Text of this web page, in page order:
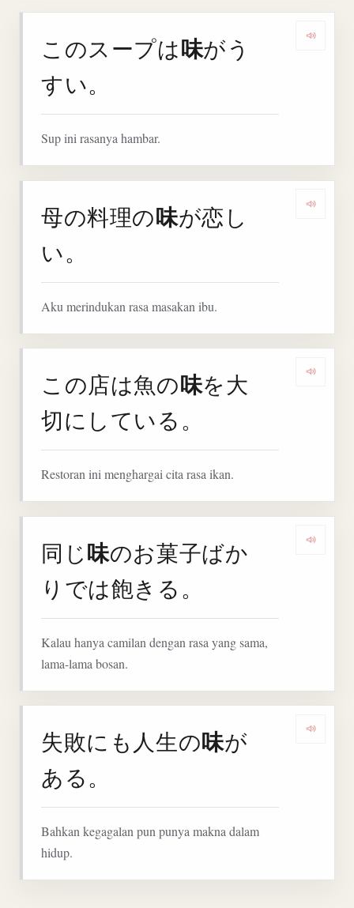
このスープは味がう
すい。
Sup ini rasanya hambar.
母の料理の味が恋し
い。
Aku merindukan rasa masakan ibu.
この店は魚の味を大
切にしている。
Restoran ini menghargai cita rasa ikan.
同じ味のお菓子ばか
りでは飽きる。
Kalau hanya camilan dengan rasa yang sama,
lama-lama bosan.
失敗にも人生の味が
ある。
Bahkan kegagalan pun punya makna dalam
hidup.